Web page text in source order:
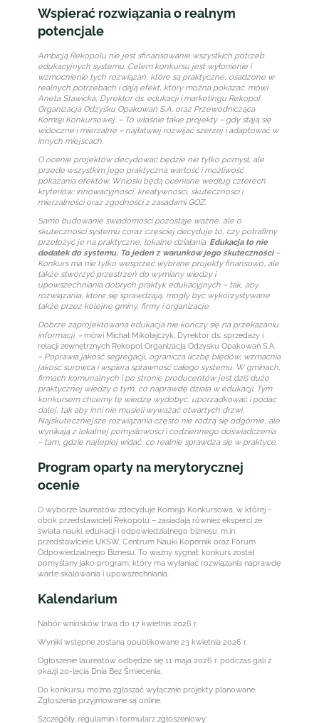
Wspierać rozwiązania o realnym
potencjale
Ambicją Rekopolu nie jest sfinansowanie wszystkich potrzeb
edukacyjnych systemu. Celem konkursu jest wyłonienie i
wzmocnienie tych rozwiązań, które są praktyczne, osadzone w
realnych potrzebach i dają efekt, który można pokazać. mówi
Aneta Stawicka, Dyrektor ds. edukacji i marketingu Rekopol
Organizacja Odzysku Opakowań S.A. oraz Przewodnicząca
Komisji Konkursowej. – To właśnie takie projekty – gdy stają się
widoczne i mierzalne – najłatwiej rozwijać szerzej i adaptować w
innych miejscach.
O ocenie projektów decydować będzie nie tylko pomysł, ale
przede wszystkim jego praktyczna wartość i możliwość
pokazania efektów. Wnioski będą oceniane według czterech
kryteriów: innowacyjności, kreatywności, skuteczności i
mierzalności oraz zgodności z zasadami GOZ.
Samo budowanie świadomości pozostaje ważne, ale o
skuteczności systemu coraz częściej decyduje to, czy potrafimy
przełożyć je na praktyczne, lokalne działania. Edukacja to nie
dodatek do systemu. To jeden z warunków jego skuteczności–
Konkurs ma nie tylko wesprzeć wybrane projekty finansowo, ale
także stworzyć przestrzeń do wymiany wiedzy i
upowszechniania dobrych praktyk edukacyjnych – tak, aby
rozwiązania, które się sprawdzają, mogły być wykorzystywane
także przez kolejne gminy, firmy i organizacje.
Dobrze zaprojektowana edukacja nie kończy się na przekazaniu
informacji. –mówi Michał Mikołajczyk, Dyrektor ds. sprzedaży i
relacji zewnętrznych Rekopol Organizacja Odzysku Opakowań S.A.
– Poprawia jakość segregacji, ogranicza liczbę błędów, wzmacnia
jakość surowca i wspiera sprawność całego systemu. W gminach,
firmach komunalnych i po stronie producentów jest dziś dużo
praktycznej wiedzy o tym, co naprawdę działa w edukacji. Tym
konkursem chcemy tę wiedzę wydobyć, uporządkować i podać
dalej, tak aby inni nie musieli wyważać otwartych drzwi.
Najskuteczniejsze rozwiązania często nie rodzą się odgórnie, ale
wynikają z lokalnej pomysłowości i codziennego doświadczenia
– tam, gdzie najlepiej widać, co realnie sprawdza się w praktyce.
Program oparty na merytorycznej
ocenie
O wyborze laureatów zdecyduje Komisja Konkursowa, w której –
obok przedstawicieli Rekopolu – zasiadają również eksperci ze
świata nauki, edukacji i odpowiedzialnego biznesu, m.in.
przedstawiciele UKSW, Centrum Nauki Kopernik oraz Forum
Odpowiedzialnego Biznesu. To ważny sygnał: konkurs został
pomyślany jako program, który ma wyłaniać rozwiązania naprawdę
warte skalowania i upowszechniania.
Kalendarium
Nabór wniosków trwa do 17 kwietnia 2026 r.
Wyniki wstępne zostaną opublikowane 23 kwietnia 2026 r.
Ogłoszenie laureatów odbędzie się 11 maja 2026 r. podczas gali z
okazji 20-lecia Dnia Bez Śmiecenia.
Do konkursu można zgłaszać wyłącznie projekty planowane.
Zgłoszenia przyjmowane są online.
Szczegóły, regulamin i formularz zgłoszeniowy: